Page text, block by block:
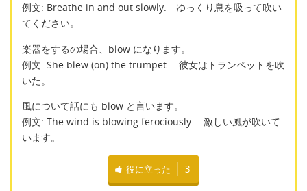
例文: Breathe in and out slowly. ゆっくり息を吸って吹い
てください。
楽器をするの場合、blow になります。
例文: She blew (on) the trumpet. 彼女はトランペットを吹
いた。
風について話にも blow と言います。
例文: The wind is blowing ferociously. 激しい風が吹いて
います。
役に立った 3